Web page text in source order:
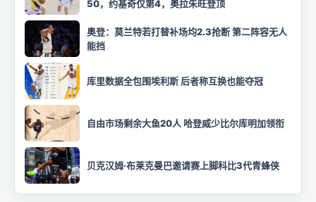
50，约基奇仅第4，奥拉朱旺登顶
奥登：莫兰特若打替补场均2.3抢断 第二阵容无人
能挡
库里数据全包围埃利斯 后者称互换也能夺冠
自由市场剩余大鱼20人 哈登威少比尔库明加领衔
贝克汉姆·布莱克曼巴邀请赛上脚科比3代青蜂侠